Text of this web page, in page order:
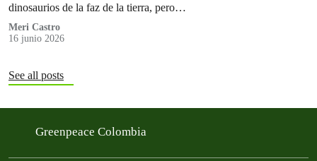
dinosaurios de la faz de la tierra, pero…
Meri Castro
16 junio 2026
See all posts
Greenpeace Colombia